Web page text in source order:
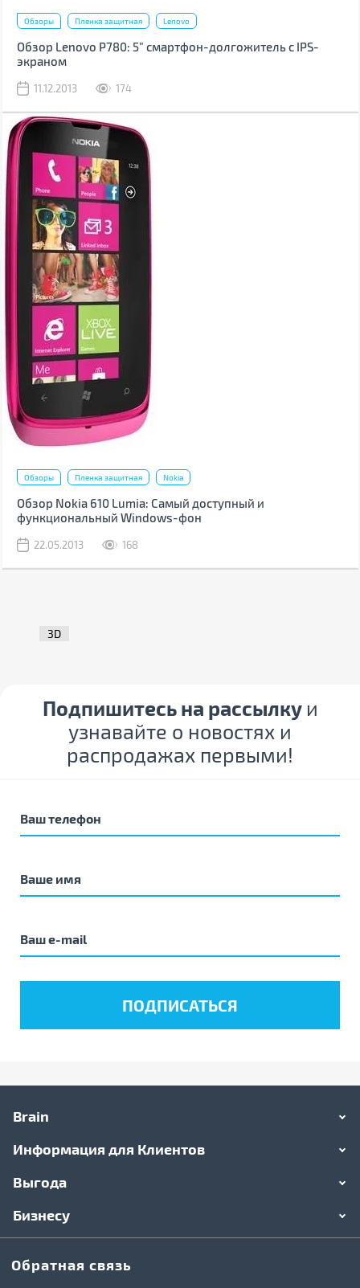
Обзоры Пленка защитная Lenovo
Обзор Lenovo P780: 5” смартфон-долгожитель с IPS-
экраном
11.12.2013 174
Обзоры Пленка защитная Nokia
Обзор Nokia 610 Lumia: Самый доступный и
функциональный Windows-фон
22.05.2013 168
3D
Подпишитесь на рассылку и
узнавайте о новостях и
распродажах первыми!
Brain
Информация для Клиентов
Выгода
Бизнесу
Обратная связь